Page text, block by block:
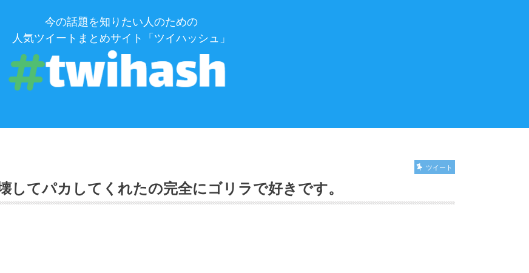
今の話題を知りたい人のための
人気ツイートまとめサイト「ツイハッシュ」
ツイート
してパカしてくれたの完全にゴリラで好きです。